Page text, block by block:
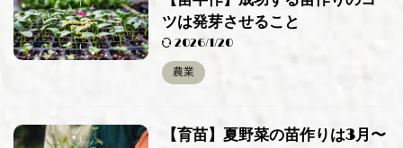
ツは発芽させること
2026/1/20
農業
【育苗】夏野菜の苗作りは3月〜